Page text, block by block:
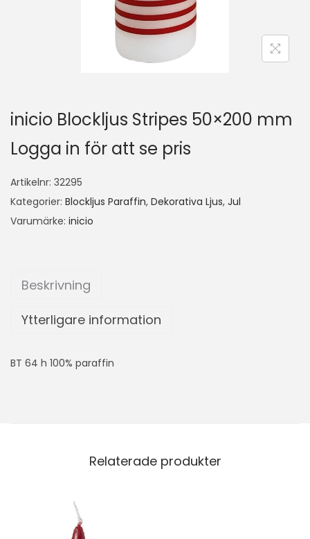
inicio Blockljus Stripes 50×200 mm
Logga in för att se pris
Artikelnr: 32295
Kategorier: Blockljus Paraffin, Dekorativa Ljus, Jul
Varumärke: inicio
Beskrivning
Ytterligare information
BT 64 h 100% paraffin
Relaterade produkter